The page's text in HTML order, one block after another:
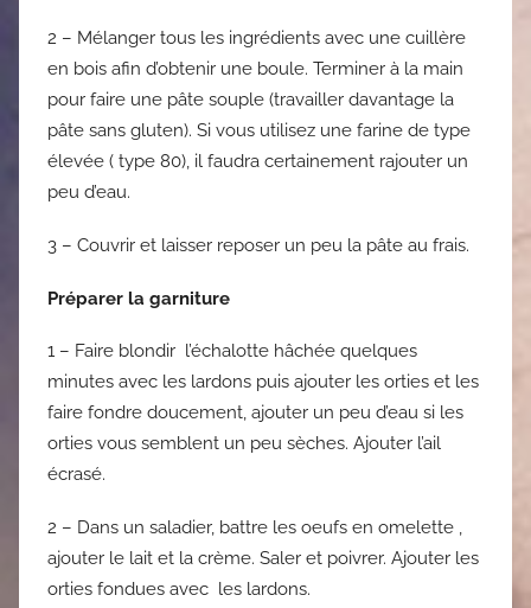
2 – Mélanger tous les ingrédients avec une cuillère
en bois afin d’obtenir une boule. Terminer à la main
pour faire une pâte souple (travailler davantage la
pâte sans gluten). Si vous utilisez une farine de type
élevée ( type 80), il faudra certainement rajouter un
peu d’eau.
3 – Couvrir et laisser reposer un peu la pâte au frais.
Préparer la garniture
1 – Faire blondir l’échalotte hâchée quelques
minutes avec les lardons puis ajouter les orties et les
faire fondre doucement, ajouter un peu d’eau si les
orties vous semblent un peu sèches. Ajouter l’ail
écrasé.
2 – Dans un saladier, battre les oeufs en omelette ,
ajouter le lait et la crème. Saler et poivrer. Ajouter les
orties fondues avec les lardons.